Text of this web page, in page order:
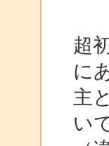
超
に
主
い